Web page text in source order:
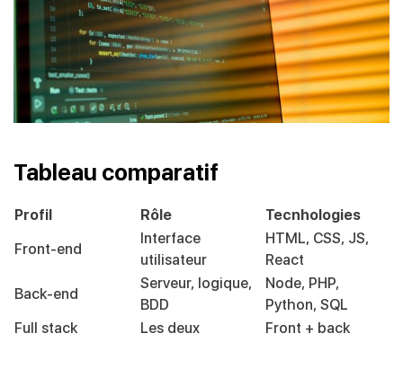
Tableau comparatif
Profil Rôle
Tecnhologies
Front-end
Interface
utilisateur
HTML, CSS, JS,
React
Back-end
Serveur, logique,
BDD
Node, PHP,
Python, SQL
Full stack
Les deux Front + back